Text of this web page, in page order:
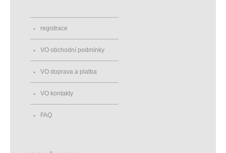
registrace
VO obchodní podmínky
VO doprava a platba
VO kontakty
FAQ